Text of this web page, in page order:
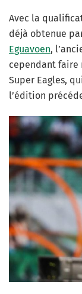
Avec la
déjà obtenue
Eguavoen,
cependant faire
Super Eagles,
l’édition